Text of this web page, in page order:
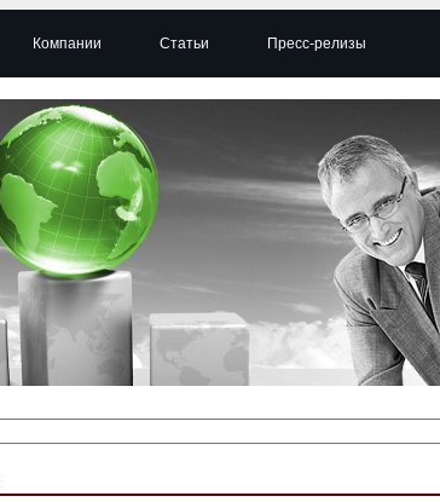
Компании Статьи Пресс-релизы